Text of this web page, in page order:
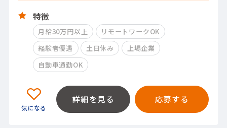
特徴
月給30万円以上
リモートワークOK
経験者優遇
土日休み
上場企業
自動車通勤OK
詳細を見る 応募する